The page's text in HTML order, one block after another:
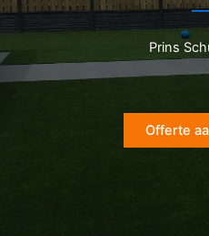
Prins
Offerte